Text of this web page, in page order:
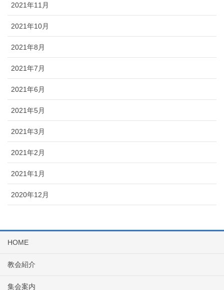
2021年11月
2021年10月
2021年8月
2021年7月
2021年6月
2021年5月
2021年3月
2021年2月
2021年1月
2020年12月
HOME
教会紹介
集会案内